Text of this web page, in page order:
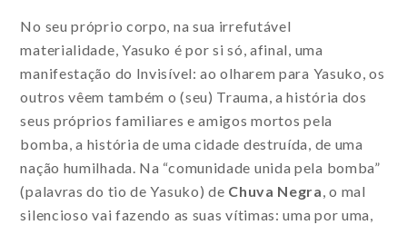
No seu próprio corpo, na sua irrefutável
materialidade, Yasuko é por si só, afinal, uma
manifestação do Invisível: ao olharem para Yasuko, os
outros vêem também o (seu) Trauma, a história dos
seus próprios familiares e amigos mortos pela
bomba, a história de uma cidade destruída, de uma
nação humilhada. Na “comunidade unida pela bomba”
(palavras do tio de Yasuko) de Chuva Negra, o mal
silencioso vai fazendo as suas vítimas: uma por uma,